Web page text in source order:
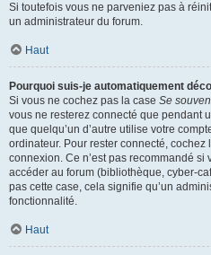
Si toutefois vous ne parveniez pas à
un administrateur du forum.
Haut
Pourquoi suis-je automatiquement
Si vous ne cochez pas la case Se
vous ne resterez connecté que pendant
que quelqu’un d’autre utilise votre
ordinateur. Pour rester connecté, cochez
connexion. Ce n’est pas recommandé
accéder au forum (bibliothèque, cyber-
pas cette case, cela signifie qu’un
fonctionnalité.
Haut